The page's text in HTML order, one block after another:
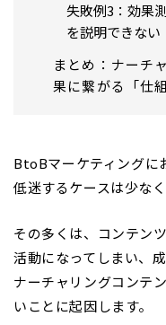
失敗例3：効果
を説明できない
まとめ：ナーチ
果に繋がる「仕
BtoBマーケティングに
低迷するケースは少な
その多くは、コンテン
活動になってしまい、
ナーチャリングコンテ
いことに起因します。